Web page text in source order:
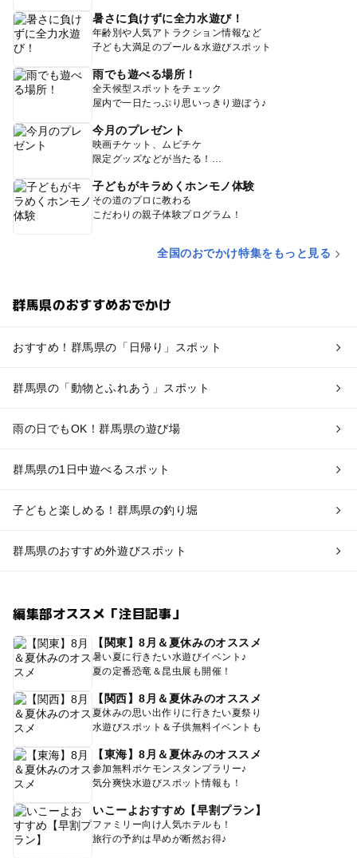
暑さに負けずに全力水遊び！
年齢別や人気アトラクション情報など
子ども大満足のプール＆水遊びスポット
雨でも遊べる場所！
全天候型スポットをチェック
屋内で一日たっぷり思いっきり遊ぼう♪
今月のプレゼント
映画チケット、ムビチケ
限定グッズなどが当たる！
子どもがキラめくホンモノ体験
その道のプロに教わる
こだわりの親子体験プログラム！
全国のおでかけ特集をもっと見る
群馬県のおすすめおでかけ
おすすめ！群馬県の「日帰り」スポット
群馬県の「動物とふれあう」スポット
雨の日でもOK！群馬県の遊び場
群馬県の1日中遊べるスポット
子どもと楽しめる！群馬県の釣り堀
群馬県のおすすめ外遊びスポット
編集部オススメ「注目記事」
【関東】8月＆夏休みのオススメ
暑い夏に行きたい水遊びイベント♪
夏の定番恐竜＆昆虫展も開催！
【関西】8月＆夏休みのオススメ
夏休みの思い出作りに行きたい夏祭り
水遊びスポット＆子供無料イベントも
【東海】8月＆夏休みのオススメ
参加無料ポケモンスタンプラリー♪
気分爽快水遊びスポット情報も！
いこーよおすすめ【早割プラン】
ファミリー向け人気ホテルも！
旅行の予約は早めが断然お得♪